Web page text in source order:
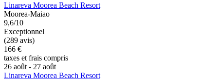
Linareva Moorea Beach Resort
Moorea-Maiao
9,6/10
Exceptionnel
(289 avis)
166 €
taxes et frais compris
26 août - 27 août
Linareva Moorea Beach Resort